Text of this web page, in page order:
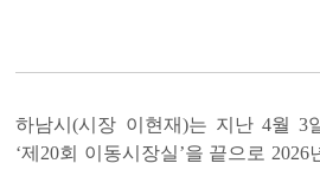
하남시(시장 이현재)는 지난 4월3
‘제 20회 이동시장실’을 끝으로 2026